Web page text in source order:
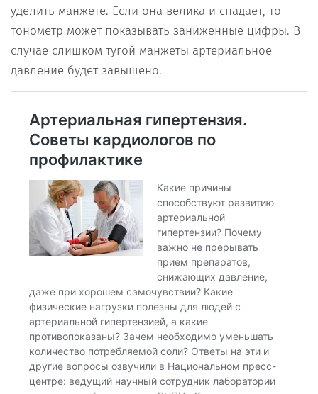
уделить манжете. Если она велика и спадает, то
тонометр может показывать заниженные цифры. В
случае слишком тугой манжеты артериальное
давление будет завышено.